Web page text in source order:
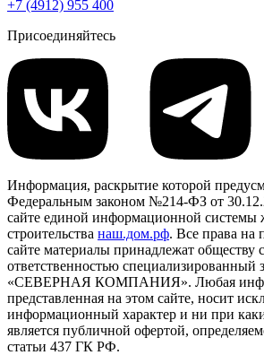
+7 (4912) 955 400
Присоединяйтесь
Информация, раскрытие которой
Федеральным законом №214-ФЗ от
сайте единой информационной
строительства наш.дом.рф. Все права на
сайте материалы принадлежат обществу
ответственностью специализированный
«СЕВЕРНАЯ КОМПАНИЯ». Любая
представленная на этом сайте, носит
информационный характер и ни при
является публичной офертой,
статьи 437 ГК РФ.